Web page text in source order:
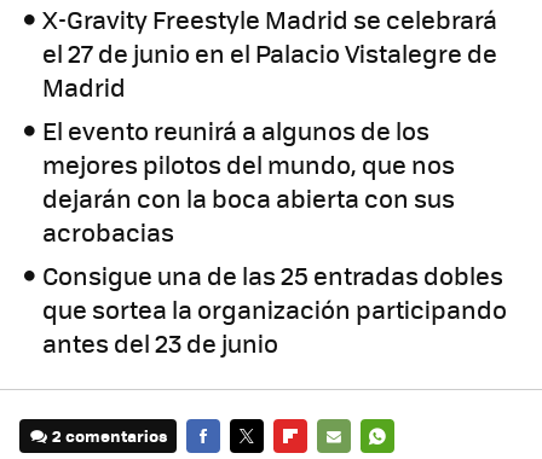
X-Gravity Freestyle Madrid se celebrará
el 27 de junio en el Palacio Vistalegre de
Madrid
El evento reunirá a algunos de los
mejores pilotos del mundo, que nos
dejarán con la boca abierta con sus
acrobacias
Consigue una de las 25 entradas dobles
que sortea la organización participando
antes del 23 de junio
2 comentarios